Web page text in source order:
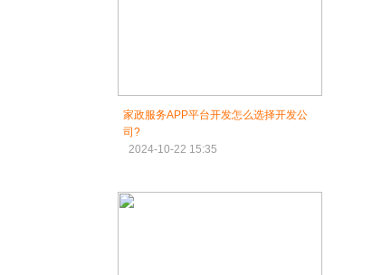
家政服务APP平台开发怎么选择开发公
司?
2024-10-22 15:35